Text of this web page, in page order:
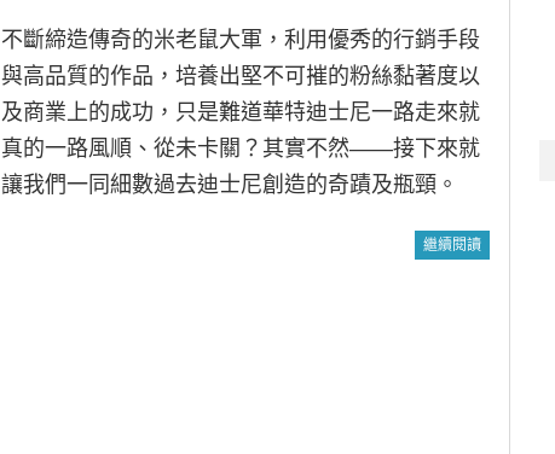
不斷締造傳奇的米老鼠大軍，利用優秀的行銷手段
與高品質的作品，培養出堅不可摧的粉絲黏著度以
及商業上的成功，只是難道華特迪士尼一路走來就
真的一路風順、從未卡關？其實不然——接下來就
讓我們一同細數過去迪士尼創造的奇蹟及瓶頸。
繼續閱讀